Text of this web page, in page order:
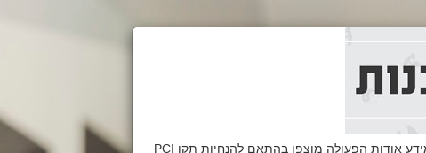
דף זה מאובטח בהצפנת SSL 2048bit. המידע אודות הפעולה מוצפן בהתאם להנחיות תקן PCI